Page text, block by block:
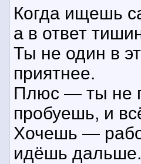
Когда ищешь
а в ответ
Ты не один в
приятнее.
Плюс — ты не
пробуешь, и
Хочешь —
идёшь